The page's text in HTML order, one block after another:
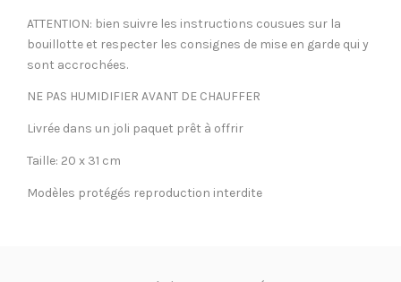
ATTENTION: bien suivre les instructions cousues sur la
bouillotte et respecter les consignes de mise en garde qui y
sont accrochées.
NE PAS HUMIDIFIER AVANT DE CHAUFFER
Livrée dans un joli paquet prêt à offrir
Taille: 20 x 31 cm
Modèles protégés reproduction interdite